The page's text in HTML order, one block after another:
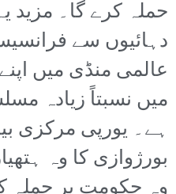
حملہ کرے گا۔ مزید
دہائیوں سے
عالمی منڈی میں
میں نسبتاً زیادہ
ہے۔ یورپی مرکزی
بورژوازی کا وہ